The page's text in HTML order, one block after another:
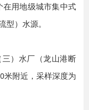
用地级城市集中式
）水源。
）水厂（龙山港断
米附近，采样深度为